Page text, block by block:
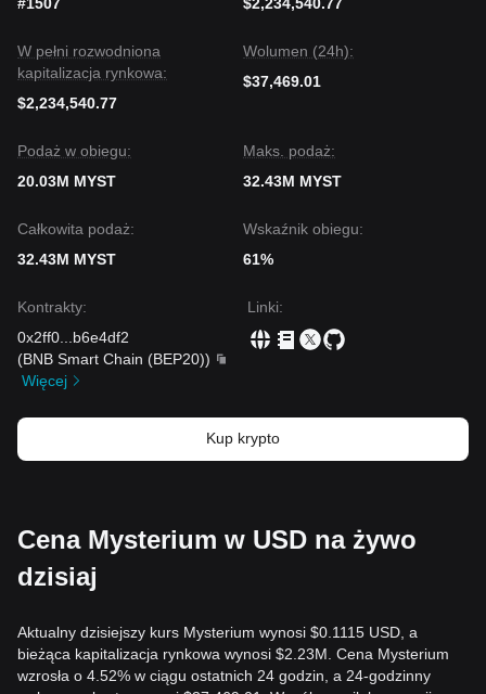
W pełni rozwodniona
kapitalizacja rynkowa:
$2,234,540.77
Wolumen (24h):
$37,469.01
Podaż w obiegu:
20.03M MYST
Maks. podaż:
32.43M MYST
Całkowita podaż:
32.43M MYST
Wskaźnik obiegu:
61%
Kontrakty:
0x2ff0
b6e4df2
(BNB Smart Chain (BEP20))
Więcej
Linki:
Kup krypto
Cena Mysterium w USD na żywo
dzisiaj
Aktualny dzisiejszy kurs Mysterium wynosi $0.1115 USD, a
bieżąca kapitalizacja rynkowa wynosi $2.23M. Cena Mysterium
wzrosła o 4.52% w ciągu ostatnich 24 godzin, a 24-godzinny